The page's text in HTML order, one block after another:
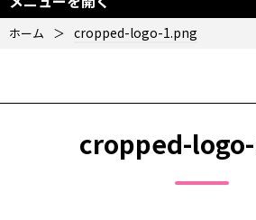
ホーム ＞ cropped-logo-1.png
cropped-